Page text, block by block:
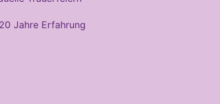
Jahre Erfahrung